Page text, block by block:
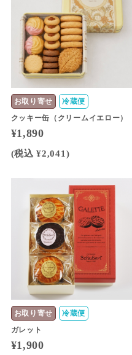
お取り寄せ
冷蔵便
クッキー缶（クリームイエロー）
¥1,890
(税込 ¥2,041)
お取り寄せ
冷蔵便
ガレット
¥1,900